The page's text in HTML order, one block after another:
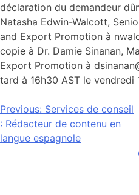
déclaration du demandeur
Natasha Edwin-Walcott,
and Export Promotion à
copie à Dr. Damie Sinanan,
Export Promotion à
tard à 16h30 AST le vendredi
Navigation
de
Previous: Services de conseil
: Rédacteur de contenu en
langue espagnole